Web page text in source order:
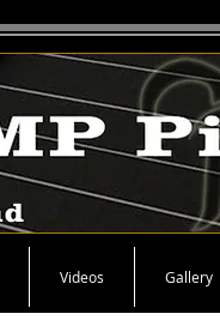
Videos Gallery